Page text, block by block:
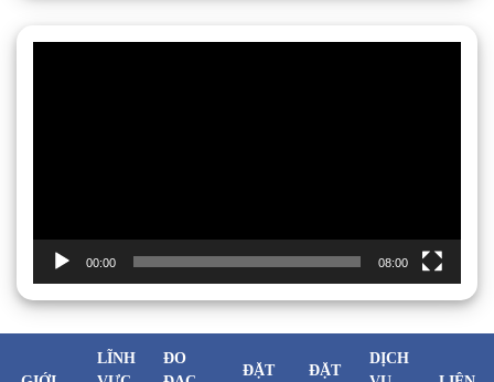
00:00 08:00
LĨNH
ĐO
ĐẶT
ĐẶT
DỊCH